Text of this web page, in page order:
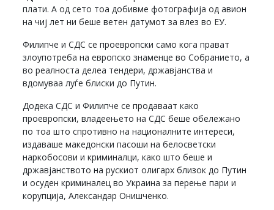
плати. А од сето тоа добивме фотографија од авион
на чиј лет ни беше ветен датумот за влез во ЕУ.
Филипче и СДС се проевропски само кога прават
злоупотреба на европско знаменце во Собранието, а
во реалноста делеа тендери, државјанства и
вдомуваа луѓе блиски до Путин.
Додека СДС и Филипче се продаваат како
проевропски, владеењето на СДС беше обележано
по тоа што спротивно на националните интереси,
издаваше македонски пасоши на белосветски
наркобосови и криминалци, како што беше и
државјанството на рускиот олигарх близок до Путин
и осуден криминалец во Украина за перење пари и
корупција, Александар Онишченко.